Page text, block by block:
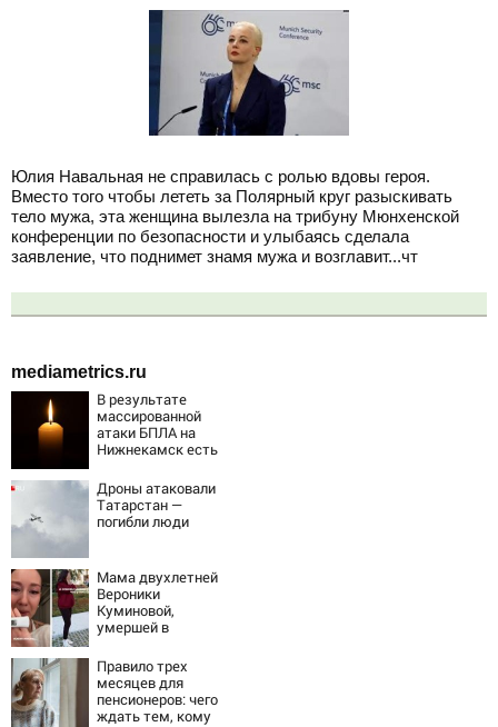
Юлия Навальная не справилась с ролью вдовы героя.
Вместо того чтобы лететь за Полярный круг разыскивать
тело мужа, эта женщина вылезла на трибуну Мюнхенской
конференции по безопасности и улыбаясь сделала
заявление, что поднимет знамя мужа и возглавит...чт
mediametrics.ru
В результате
массированной
атаки БПЛА на
Нижнекамск есть
Дроны атаковали
Татарстан —
погибли люди
Мама двухлетней
Вероники
Куминовой,
умершей в
беременна: семья
ждет девочку
Правило трех
месяцев для
пенсионеров: чего
ждать тем, кому